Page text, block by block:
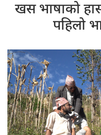
खस भाषाको
पहिलो